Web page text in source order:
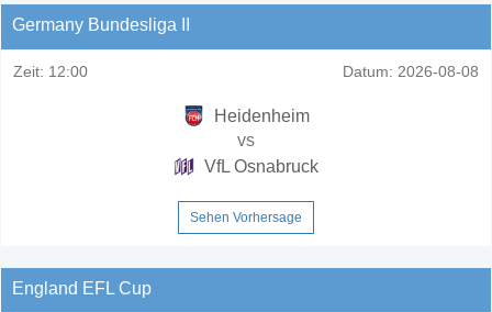
Germany Bundesliga II
Zeit: 12:00 Datum: 2026-08-08
Heidenheim
vs
VfL Osnabruck
Sehen Vorhersage
England EFL Cup